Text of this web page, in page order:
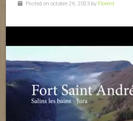
Posted on octobre 26, 2023 by Florent